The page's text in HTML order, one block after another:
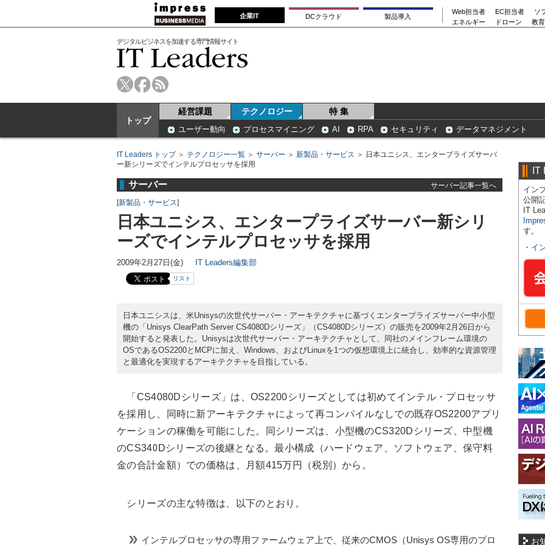
企業IT DCクラウド 製品導入
Web担当者 EC担当者
ソ
エネルギー
ドローン 教
デジタルビジネスを加速する専門情報サイト
トップ
経営課題 テクノロジー 特 集
ユーザー動向 プロセスマイニング AI RPA セキュリティ データマネジメント
IT Leaders トップ＞ テクノロジー一覧 ＞ サーバー ＞ 新製品・サービス ＞ 日本ユニシス、エンタープライズサーバ
ー新シリーズでインテルプロセッサを採用
サーバー
サーバー記事一覧へ
[新製品・サービス]
日本ユニシス、エンタープライズサーバー新シリ
ーズでインテルプロセッサを採用
2009年2月27日(金) IT Leaders編集部
リスト
日本ユニシスは、米Unisysの次世代サーバー・アーキテクチャに基づくエンタープライズサーバー中小型
機の「Unisys ClearPath Server CS4080Dシリーズ」（CS4080Dシリーズ）の販売を2009年2月26日から
開始すると発表した。Unisysは次世代サーバー・アーキテクチャとして、同社のメインフレーム環境の
OSであるOS2200とMCPに加え、Windows、およびLinuxを1つの仮想環境上に統合し、効率的な資源管理
と最適化を実現するアーキテクチャを目指している。
「CS4080Dシリーズ」は、OS2200シリーズとしては初めてインテル・プロセッサ
を採用し、同時に新アーキテクチャによって再コンパイルなしでの既存OS2200アプリ
ケーションの稼働を可能にした。同シリーズは、小型機のCS320Dシリーズ、中型機
のCS340Dシリーズの後継となる。最小構成（ハードウェア、ソフトウェア、保守料
金の合計金額）での価格は、月額415万円（税別）から。
シリーズの主な特徴は、以下のとおり。
インテルプロセッサの専用ファームウェア上で、従来のCMOS（Unisys OS専用のプロ
IT
イン
公開
IT
す。
・ イ
お